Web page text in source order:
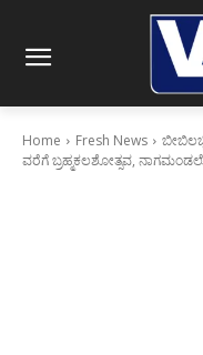
Home Fresh News
ವರೆಗೆ ಬ್ರಹ್ಮಕಲಶೋತ್ಸವ,